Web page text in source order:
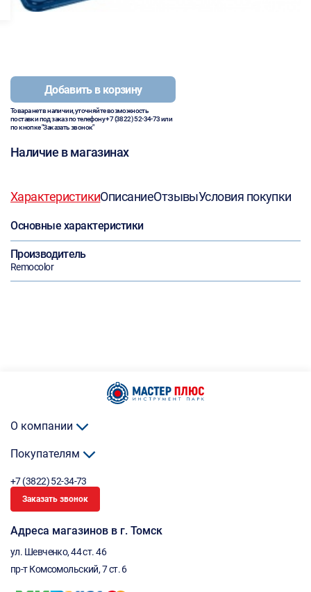
Добавить в корзину
Товара нет в наличии, уточняйте возможность
поставки под заказ по телефону+7 (3822) 52-34-73или
по кнопке "Заказать звонок"
Наличие в магазинах
ХарактеристикиОписаниеОтзывыУсловия покупки
Основные характеристики
Производитель
Remocolor
О компании
Покупателям
+7 (3822) 52-34-73
Заказать звонок
Адреса магазинов в г. Томск
ул. Шевченко, 44 ст. 46
пр-т Комсомольский, 7 ст. 6